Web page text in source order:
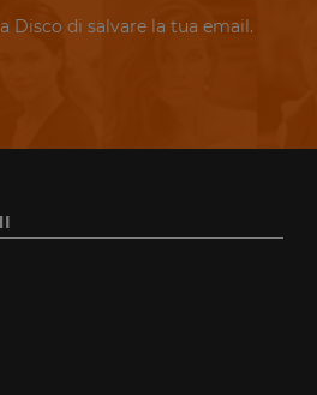
Disco di salvare la tua email.